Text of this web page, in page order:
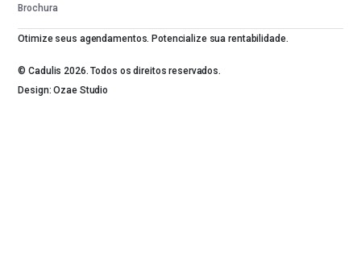
Brochura
Otimize seus agendamentos. Potencialize sua rentabilidade.
© Cadulis 2026. Todos os direitos reservados.
Design: Ozae Studio